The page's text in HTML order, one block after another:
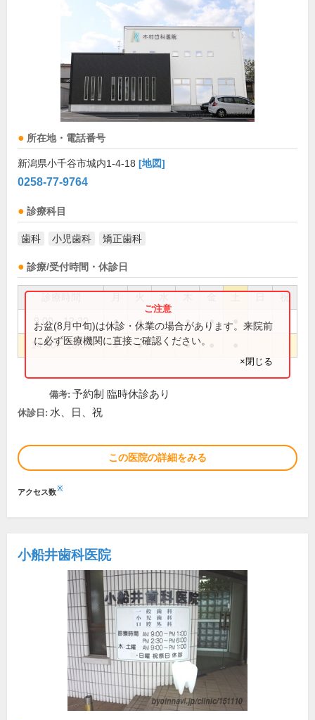
所在地・電話番号
新潟県小千谷市城内1-4-18 [地図]
0258-77-9764
診療科目
歯科 小児歯科 矯正歯科
診療/受付時間・休診日
祝
9:00～12:30 ● ● ● ●
14:00～18:00 ● ● ●
お盆(8月中旬)は休診・休業の場合があります。来院前
に必ず医療機関に直接ご確認ください。
×閉じる
備考: 予約制 臨時休診あり
休診日: 水、日、祝
この医院の詳細をみる
アクセス数※
小船井歯科医院